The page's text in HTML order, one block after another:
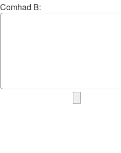
Comhad B: